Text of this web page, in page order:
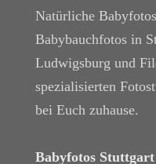
Natürliche
Babybauchfotos in
Ludwigsburg und
spezialisierten
bei Euch zuhause.
Babyfotos Stuttgart